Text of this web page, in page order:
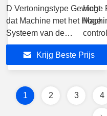
D Vertoningstype Gewicht
dat Machine met het Hoge
Systeem van de
controleertKrijg Beste Prijs
Hoge
1 2 3 4